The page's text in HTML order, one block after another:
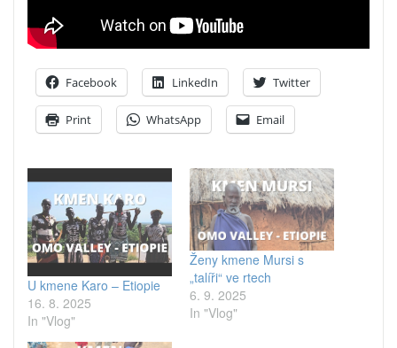
Facebook LinkedIn Twitter
Print WhatsApp Email
U kmene Karo – Etiopie
16. 8. 2025
In "Vlog"
Ženy kmene Mursi s
„talíři“ ve rtech
6. 9. 2025
In "Vlog"